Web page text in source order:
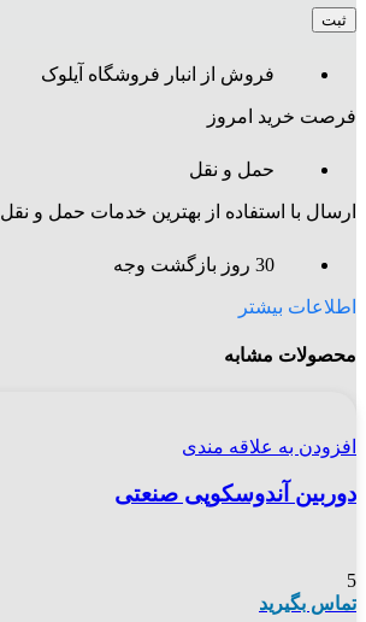
فروش از انبار فروشگاه آیلوک
فرصت خرید امروز
حمل و نقل
ارسال با استفاده از بهترین خدمات حمل و نقل
30 روز بازگشت وجه
اطلاعات بیشتر
محصولات مشابه
افزودن به علاقه مندی
دوربین آندوسکوپی صنعتی
5
تماس بگیرید